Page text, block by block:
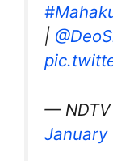
|
— NDTV
January